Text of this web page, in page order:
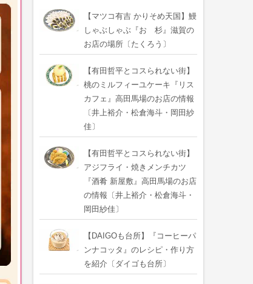
【マツコ有吉 かりそめ天国】鰻
しゃぶしゃぶ『おゝ杉』滋賀の
お店の場所〔たくろう〕
【有田哲平とコスられない街】
桃のミルフィーユケーキ『リス
カフェ』高田馬場のお店の情報
〔井上裕介・松倉海斗・岡田紗
佳〕
【有田哲平とコスられない街】
アジフライ・焼きメンチカツ
『酒肴 新屋敷』高田馬場のお店
の情報〔井上裕介・松倉海斗・
岡田紗佳〕
【DAIGOも台所】『コーヒーパ
ンナコッタ』のレシピ・作り方
を紹介〔ダイゴも台所〕